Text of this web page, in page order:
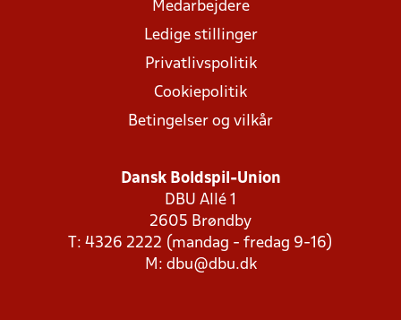
Medarbejdere
Ledige stillinger
Privatlivspolitik
Cookiepolitik
Betingelser og vilkår
Dansk Boldspil-Union
DBU Allé 1
2605 Brøndby
T: 4326 2222 (mandag - fredag 9-16)
M: dbu@dbu.dk